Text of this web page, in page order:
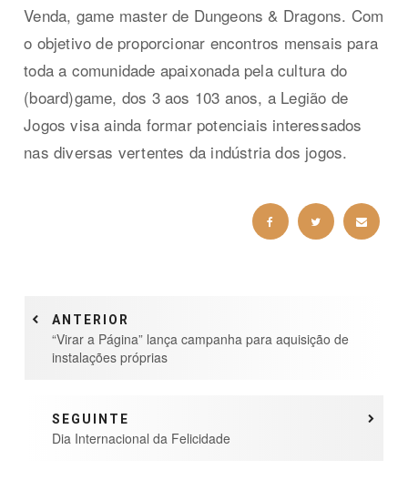
Venda, game master de Dungeons & Dragons. Com
o objetivo de proporcionar encontros mensais para
toda a comunidade apaixonada pela cultura do
(board)game, dos 3 aos 103 anos, a Legião de
Jogos visa ainda formar potenciais interessados
nas diversas vertentes da indústria dos jogos.
ANTERIOR
“Virar a Página” lança campanha para aquisição de
instalações próprias
SEGUINTE
Dia Internacional da Felicidade